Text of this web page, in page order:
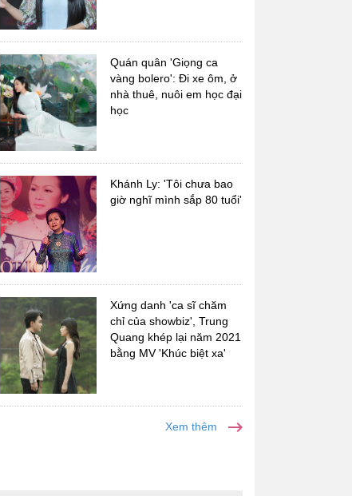
Quán quân 'Giọng ca
vàng bolero': Đi xe ôm, ở
nhà thuê, nuôi em học đại
học
Khánh Ly: 'Tôi chưa bao
giờ nghĩ mình sắp 80 tuổi'
Xứng danh 'ca sĩ chăm
chỉ của showbiz', Trung
Quang khép lại năm 2021
bằng MV 'Khúc biệt xa'
Xem thêm